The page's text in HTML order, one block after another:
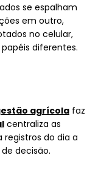
se espalham
em outro,
no celular,
diferentes.
agrícola faz
centraliza as
do dia a
decisão.